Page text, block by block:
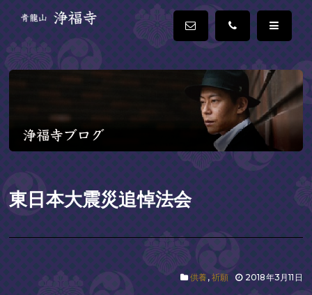
東日本大震災追悼法会
2018年3月11日
供養, 祈願